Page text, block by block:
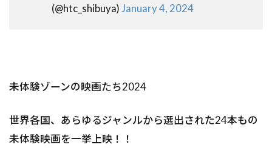
(@htc_shibuya)January 4, 2024
未体験ゾーンの映画たち2024
世界各国、あらゆるジャンルから選出された24本もの
未体験映画を一挙上映！！